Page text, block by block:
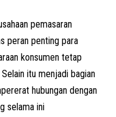
pemasaran
peran penting para
konsumen tetap
itu menjadi bagian
hubungan dengan
selama ini